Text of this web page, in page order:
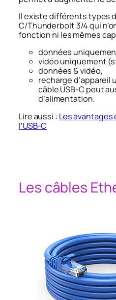
Il existe différents types
C/Thunderbolt 3/4 qui
fonction ni les mêmes
données
vidéo uniquement
données & vidéo,
recharge d’appareil
câble USB-C peut
d’alimentation.
Lire aussi : Les
l’USB-C
Les câbles